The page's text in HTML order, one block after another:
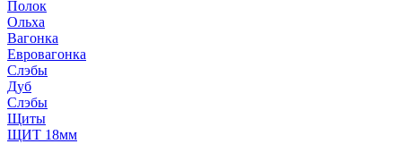
Полок
Ольха
Вагонка
Евровагонка
Слэбы
Дуб
Слэбы
Щиты
ЩИТ 18мм